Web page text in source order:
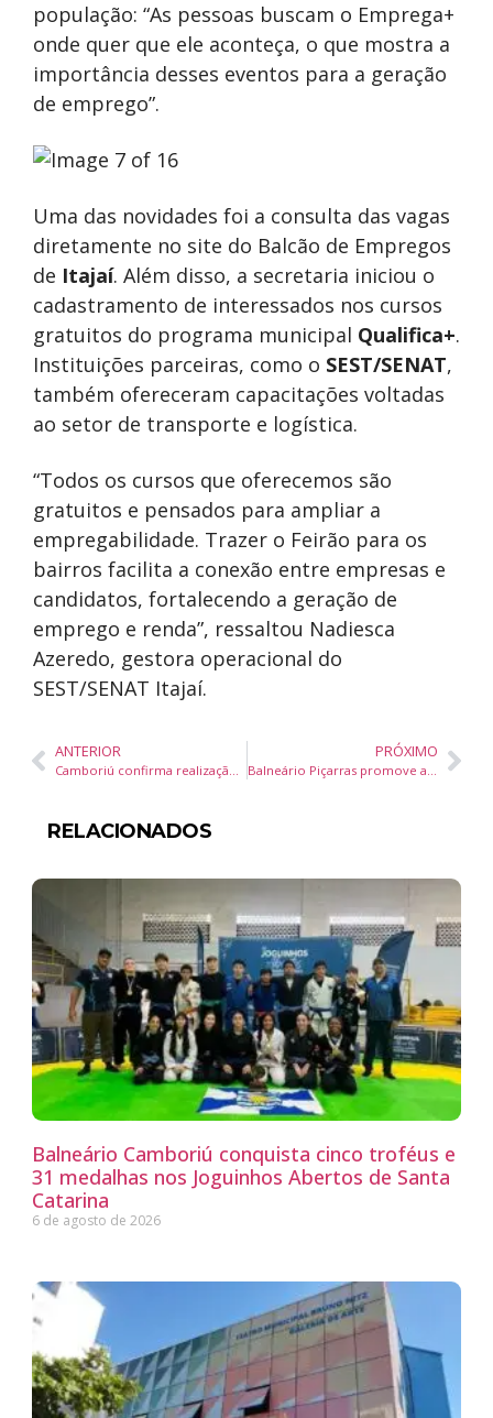
população: “As pessoas buscam o Emprega+
onde quer que ele aconteça, o que mostra a
importância desses eventos para a geração
de emprego”.
Uma das novidades foi a consulta das vagas
diretamente no site do Balcão de Empregos
de Itajaí. Além disso, a secretaria iniciou o
cadastramento de interessados nos cursos
gratuitos do programa municipal Qualifica+.
Instituições parceiras, como o SEST/SENAT,
também ofereceram capacitações voltadas
ao setor de transporte e logística.
“Todos os cursos que oferecemos são
gratuitos e pensados para ampliar a
empregabilidade. Trazer o Feirão para os
bairros facilita a conexão entre empresas e
candidatos, fortalecendo a geração de
emprego e renda”, ressaltou Nadiesca
Azeredo, gestora operacional do
SEST/SENAT Itajaí.
ANTERIOR
Camboriú confirma realização da Festa Farroupilha em setembro
PRÓXIMO
Balneário Piçarras promove ações de prevenção ao suicídio e valorização da saúde mental
RELACIONADOS
Balneário Camboriú conquista cinco troféus e
31 medalhas nos Joguinhos Abertos de Santa
Catarina
6 de agosto de 2026